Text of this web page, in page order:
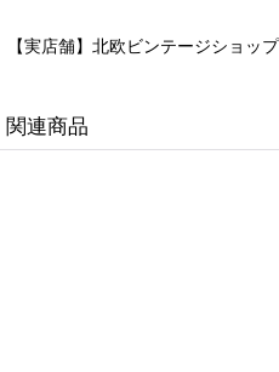
【実店舗】北欧ビンテージショ
関連商品